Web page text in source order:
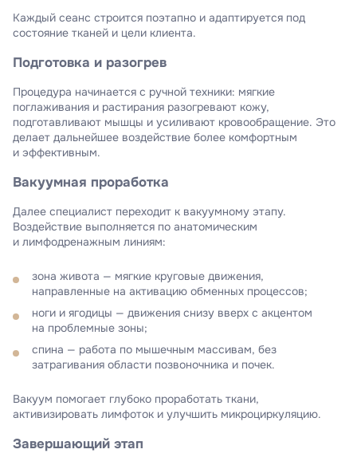
Каждый сеанс строится поэтапно и адаптируется под
состояние тканей и цели клиента.
Подготовка и разогрев
Процедура начинается с ручной техники: мягкие
поглаживания и растирания разогревают кожу,
подготавливают мышцы и усиливают кровообращение. Это
делает дальнейшее воздействие более комфортным
и эффективным.
Вакуумная проработка
Далее специалист переходит к вакуумному этапу.
Воздействие выполняется по анатомическим
и лимфодренажным линиям:
зона живота — мягкие круговые движения,
направленные на активацию обменных процессов;
ноги и ягодицы — движения снизу вверх с акцентом
на проблемные зоны;
спина — работа по мышечным массивам, без
затрагивания области позвоночника и почек.
Вакуум помогает глубоко проработать ткани,
активизировать лимфоток и улучшить микроциркуляцию.
Завершающий этап